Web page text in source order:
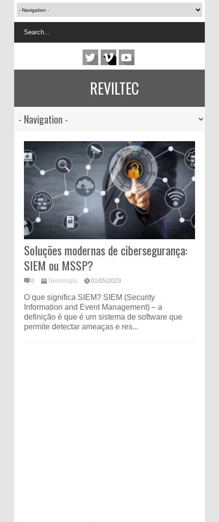
REVILTEC
Soluções modernas de cibersegurança:
SIEM ou MSSP?
0 Tecnologia 01/05/2023
O que significa SIEM? SIEM (Security
Information and Event Management) – a
definição é que é um sistema de software que
permite detectar ameaças e res...